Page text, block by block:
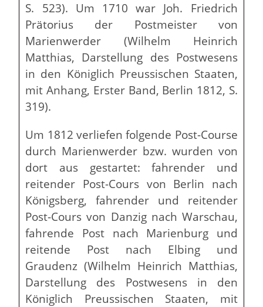
S. 523). Um 1710 war Joh. Friedrich
Prätorius der Postmeister von
Marienwerder (Wilhelm Heinrich
Matthias, Darstellung des Postwesens
in den Königlich Preussischen Staaten,
mit Anhang, Erster Band, Berlin 1812, S.
319).
Um 1812 verliefen folgende Post-Course
durch Marienwerder bzw. wurden von
dort aus gestartet: fahrender und
reitender Post-Cours von Berlin nach
Königsberg, fahrender und reitender
Post-Cours von Danzig nach Warschau,
fahrende Post nach Marienburg und
reitende Post nach Elbing und
Graudenz (Wilhelm Heinrich Matthias,
Darstellung des Postwesens in den
Königlich Preussischen Staaten, mit